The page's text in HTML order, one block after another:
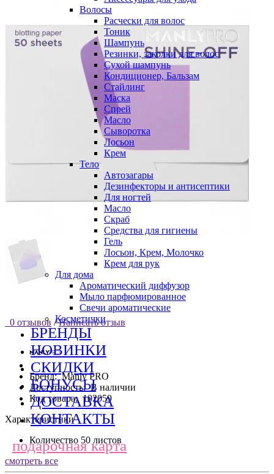
Волосы
Расчески для волос
Тоник
Шампунь
Резинки, заколки для волос
Сухой шампунь
Кондиционер, Бальзам
Стайлинг
Маска
Спрей
Масло
Сыворотка
Лосьон
Крем
Тело
Автозагары
Дезинфекторы и антисептики
Для ногтей
Масло
Скраб
Средства для гигиены
Гель
Лосьон, Крем, Молочко
Крем для рук
Для дома
Ароматический диффузор
Мыло парфюмированное
Свечи ароматические
Косметички
БРЕНДЫ
НОВИНКИ
СКИДКИ
БОНУСЫ
ДОСТАВКА
КОНТАКТЫ
подарочная карта
0 отзывов / Написать отзыв
Бренд: Manly PRO
Доступность:В наличии
Код товара: 102059
Характеристики
Количество 50 листов
смотреть все